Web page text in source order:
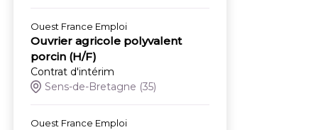
Ouest France Emploi
Ouvrier agricole polyvalent
porcin (H/F)
Contrat d'intérim
Sens-de-Bretagne (35)
Ouest France Emploi